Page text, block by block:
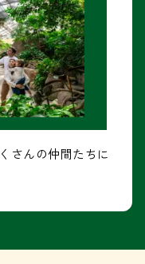
さんの仲間たちに